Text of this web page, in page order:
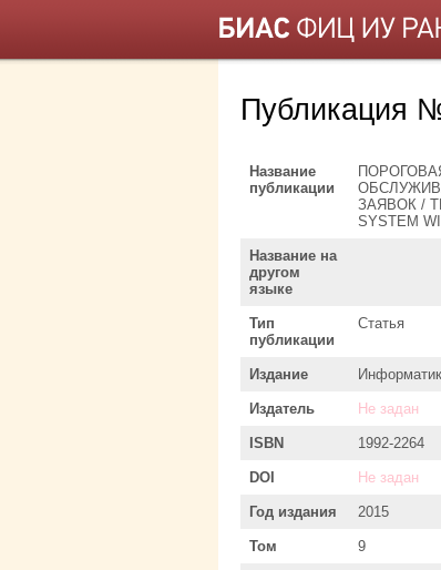
Публикация
Название
публикации
ЗАЯВОК /
SYSTEM
Название на
другом
языке
Тип
публикации
Статья
Издание
Издатель Не задан
ISBN 1992-2264
DOI Не задан
Год издания 2015
Том 9